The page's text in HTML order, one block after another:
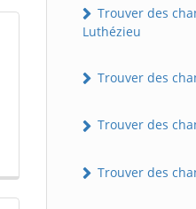
Trouver des
Luthézieu
Trouver des
Trouver des
Trouver des